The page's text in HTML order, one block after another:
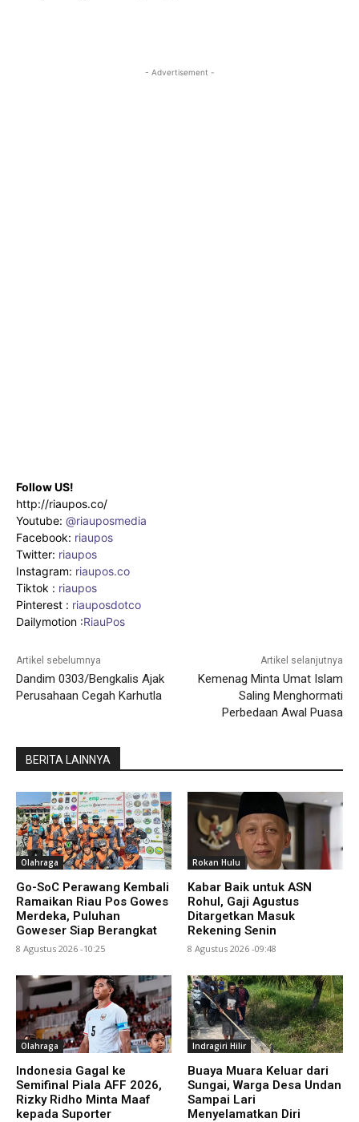
- Advertisement -
Follow US!
http://riaupos.co/
Youtube: @riauposmedia
Facebook: riaupos
Twitter: riaupos
Instagram: riaupos.co
Tiktok : riaupos
Pinterest : riauposdotco
Dailymotion :RiauPos
Artikel sebelumnya
Dandim 0303/Bengkalis Ajak
Perusahaan Cegah Karhutla
Artikel selanjutnya
Kemenag Minta Umat Islam
Saling Menghormati
Perbedaan Awal Puasa
BERITA LAINNYA
Olahraga
Go-SoC Perawang Kembali
Ramaikan Riau Pos Gowes
Merdeka, Puluhan
Goweser Siap Berangkat
8 Agustus 2026 -10:25
Rokan Hulu
Kabar Baik untuk ASN
Rohul, Gaji Agustus
Ditargetkan Masuk
Rekening Senin
8 Agustus 2026 -09:48
Olahraga
Indonesia Gagal ke
Semifinal Piala AFF 2026,
Rizky Ridho Minta Maaf
kepada Suporter
Indragiri Hilir
Buaya Muara Keluar dari
Sungai, Warga Desa Undan
Sampai Lari
Menyelamatkan Diri